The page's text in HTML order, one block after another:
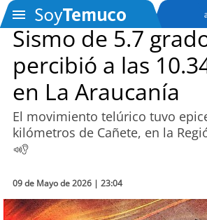
SOYTV
Podcast
Entretención
Sismo de 5.7
percibió a las
en La Araucanía
El movimiento telúrico tuvo
kilómetros de Cañete, en la
09 de Mayo de 2026 | 23:04